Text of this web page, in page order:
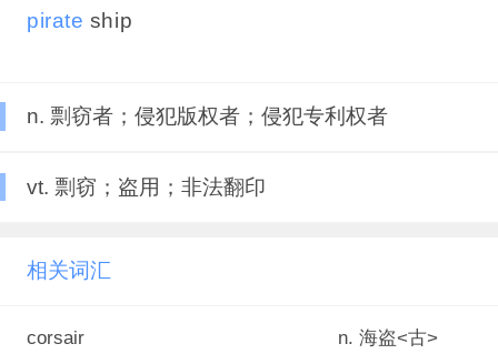
pirate ship
n. 剽窃者；侵犯版权者；侵犯专利权者
vt. 剽窃；盗用；非法翻印
相关词汇
corsair n. 海盗<古>